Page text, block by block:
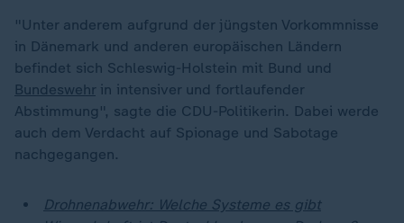
"Unter anderem aufgrund der jüngsten Vorkommnisse
in Dänemark und anderen europäischen Ländern
befindet sich Schleswig-Holstein mit Bund und
Bundeswehr in intensiver und fortlaufender
Abstimmung", sagte die CDU-Politikerin. Dabei werde
auch dem Verdacht auf Spionage und Sabotage
nachgegangen.
Drohnenabwehr: Welche Systeme es gibt